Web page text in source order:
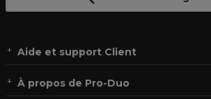
Aide et support Client
À propos de Pro-Duo